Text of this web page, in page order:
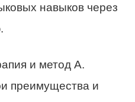
навыков через
и метод А.
преимущества и